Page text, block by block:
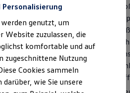
Gebrauchtwagen
& Garantien
für Nutzfahrzeuge
10-Wege-Einstellung und
Einstellung
cm (12,3 Zoll) Farbdisplay
Heckbereich inkl.
- 10,2 l/100km•CO₂-Emissionen
genutzt, um
Website zuzulassen, die
komfortable und auf
zugeschnittene Nutzung
Cookies sammeln
wie Sie unsere